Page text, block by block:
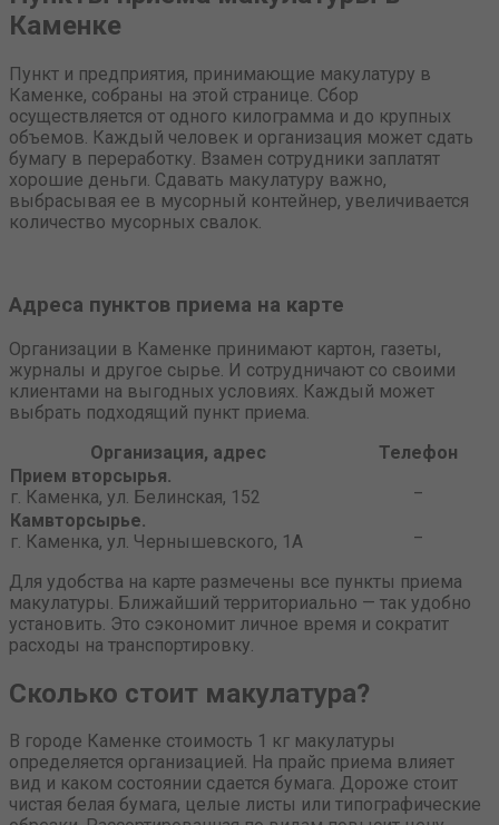
Каменке
Пункт и предприятия, принимающие макулатуру в
Каменке, собраны на этой странице. Сбор
осуществляется от одного килограмма и до крупных
объемов. Каждый человек и организация может сдать
бумагу в переработку. Взамен сотрудники заплатят
хорошие деньги. Сдавать макулатуру важно,
выбрасывая ее в мусорный контейнер, увеличивается
количество мусорных свалок.
Адреса пунктов приема на карте
Организации в Каменке принимают картон, газеты,
журналы и другое сырье. И сотрудничают со своими
клиентами на выгодных условиях. Каждый может
выбрать подходящий пункт приема.
Организация, адрес
Телефон
Прием вторсырья.
г. Каменка, ул. Белинская, 152
Камвторсырье.
г. Каменка, ул. Чернышевского, 1А
Для удобства на карте размечены все пункты приема
макулатуры. Ближайший территориально — так удобно
установить. Это сэкономит личное время и сократит
расходы на транспортировку.
Сколько стоит макулатура?
В городе Каменке стоимость 1 кг макулатуры
определяется организацией. На прайс приема влияет
вид и каком состоянии сдается бумага. Дороже стоит
чистая белая бумага, целые листы или типографические